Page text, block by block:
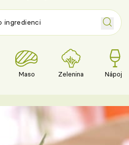
Maso Zelenina Nápoje